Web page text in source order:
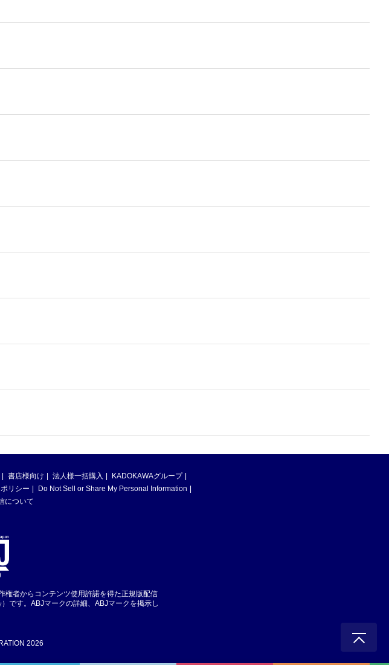
書店様向け 法人様一括購入
KADOKAWAグループ
リシー
Do Not Sell or Share My Personal Information
について
権者からコンテンツ使用許諾を得た正規版配信
です。ABJマークの詳細、ABJマークを掲示し
2026